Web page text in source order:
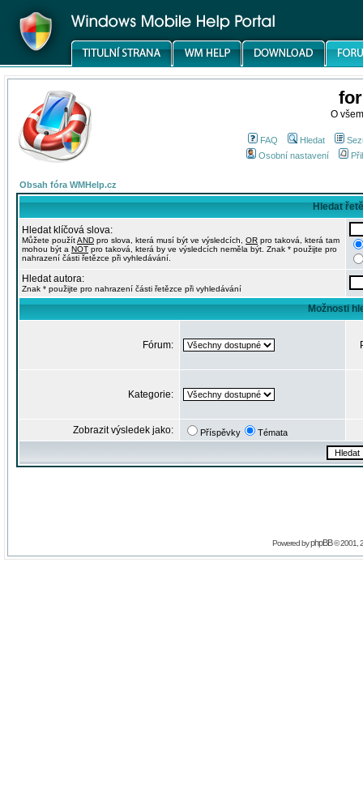
O
FAQ Hledat
Osobní nastavení
Obsah fóra WMHelp.cz
Hledat
Hledat klíčová slova:
Můžete použítAND pro slova, která musí být ve výsledcích, OR pro taková, která tam
mohou být a NOT pro taková, která by ve výsledcích neměla být. Znak * použijte pro
nahrazení části řetězce při vyhledávání.
Hledat autora:
Znak * použijte pro nahrazení části řetězce při vyhledávání
Možnosti
Fórum:
Kategorie:
Zobrazit výsledek jako: Příspěvky Témata
Powered byphpBB© 2001,